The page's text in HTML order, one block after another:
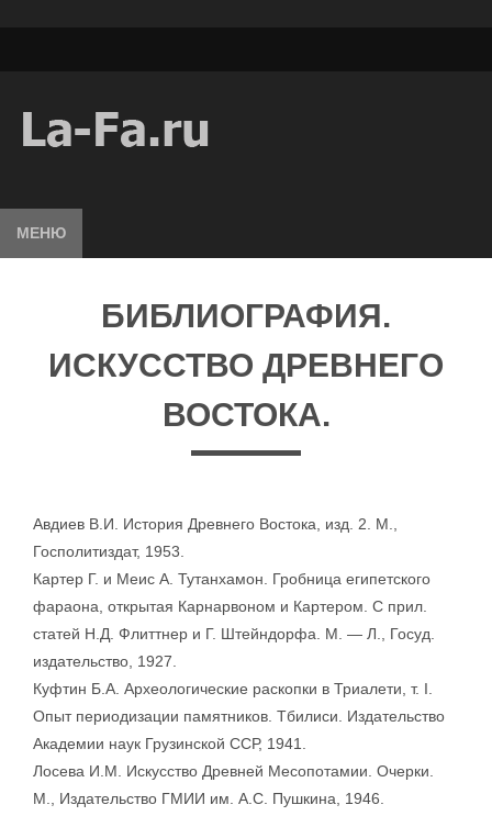
МЕНЮ
БИБЛИОГРАФИЯ.
ИСКУССТВО ДРЕВНЕГО
ВОСТОКА.
Авдиев В.И. История Древнего Востока, изд. 2. М.,
Госполитиздат, 1953.
Картер Г. и Меис А. Тутанхамон. Гробница египетского
фараона, открытая Карнарвоном и Картером. С прил.
статей Н.Д. Флиттнер и Г. Штейндорфа. М. — Л., Госуд.
издательство, 1927.
Куфтин Б.А. Археологические раскопки в Триалети, т. I.
Опыт периодизации памятников. Тбилиси. Издательство
Академии наук Грузинской ССР, 1941.
Лосева И.М. Искусство Древней Месопотамии. Очерки.
М., Издательство ГМИИ им. А.С. Пушкина, 1946.